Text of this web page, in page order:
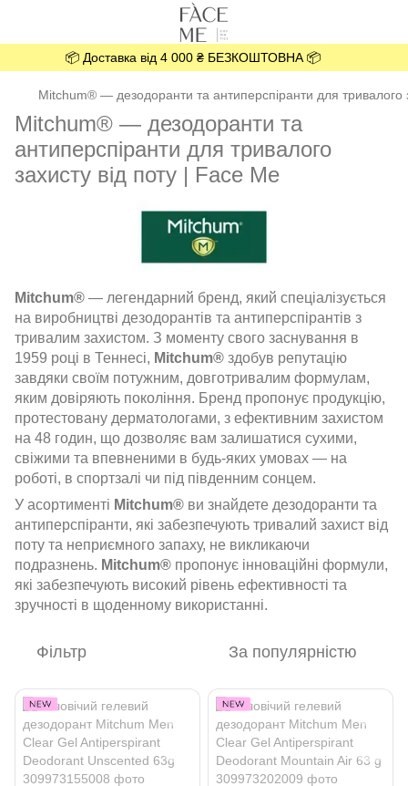
📦 Доставка від 4 000 ₴ БЕЗКОШТОВНА 📦
Mitchum® — дезодоранти та антиперспіранти для тривалого
Mitchum® — дезодоранти та
антиперспіранти для тривалого
захисту від поту | Face Me
Mitchum® — легендарний бренд, який спеціалізується
на виробництві дезодорантів та антиперспірантів з
тривалим захистом. З моменту свого заснування в
1959 році в Теннесі, Mitchum® здобув репутацію
завдяки своїм потужним, довготривалим формулам,
яким довіряють покоління. Бренд пропонує продукцію,
протестовану дерматологами, з ефективним захистом
на 48 годин, що дозволяє вам залишатися сухими,
свіжими та впевненими в будь-яких умовах — на
роботі, в спортзалі чи під південним сонцем.
У асортименті Mitchum® ви знайдете дезодоранти та
антиперспіранти, які забезпечують тривалий захист від
поту та неприємного запаху, не викликаючи
подразнень. Mitchum® пропонує інноваційні формули,
які забезпечують високий рівень ефективності та
зручності в щоденному використанні.
Фільтр За популярністю